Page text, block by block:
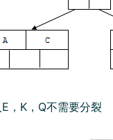
，K，Q不需要分裂